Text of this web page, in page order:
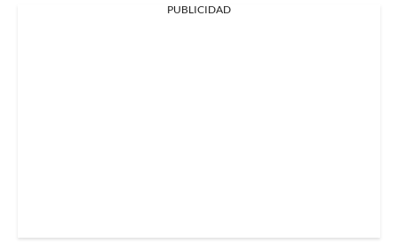
PUBLICIDAD